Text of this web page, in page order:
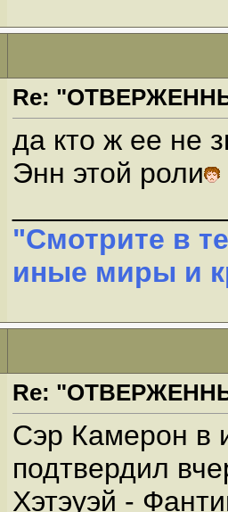
Re:
да кто ж ее не
Энн этой роли
"Смотрите в
иные миры и
Re:
Сэр Камерон в
подтвердил
Хэтэуэй -